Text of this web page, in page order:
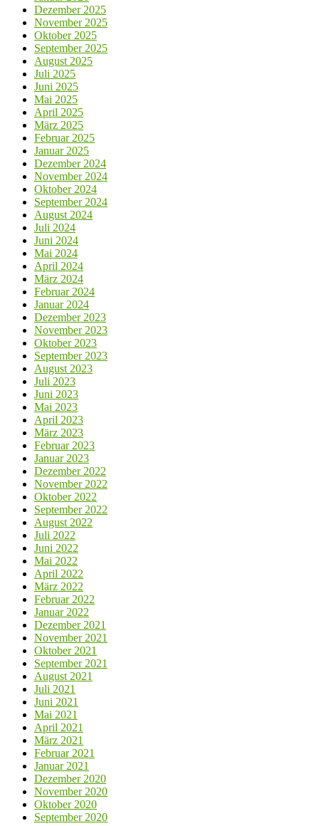
Dezember 2025
November 2025
Oktober 2025
September 2025
August 2025
Juli 2025
Juni 2025
Mai 2025
April 2025
März 2025
Februar 2025
Januar 2025
Dezember 2024
November 2024
Oktober 2024
September 2024
August 2024
Juli 2024
Juni 2024
Mai 2024
April 2024
März 2024
Februar 2024
Januar 2024
Dezember 2023
November 2023
Oktober 2023
September 2023
August 2023
Juli 2023
Juni 2023
Mai 2023
April 2023
März 2023
Februar 2023
Januar 2023
Dezember 2022
November 2022
Oktober 2022
September 2022
August 2022
Juli 2022
Juni 2022
Mai 2022
April 2022
März 2022
Februar 2022
Januar 2022
Dezember 2021
November 2021
Oktober 2021
September 2021
August 2021
Juli 2021
Juni 2021
Mai 2021
April 2021
März 2021
Februar 2021
Januar 2021
Dezember 2020
November 2020
Oktober 2020
September 2020